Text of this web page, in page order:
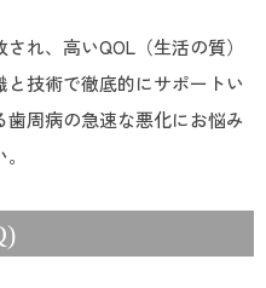
れ、高いQOL（生活の質）
技術で徹底的にサポートい
周病の急速な悪化にお悩み